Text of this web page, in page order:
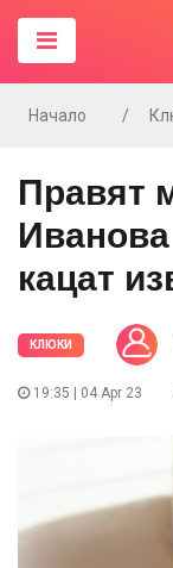
Начало
Правят
кацат
КЛЮКИ
19:35 | 04 Apr 23